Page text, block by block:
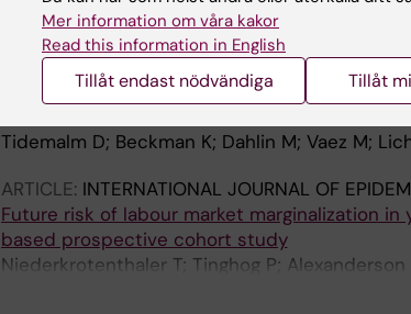
Dahlin M
ARTICLE:PSYCHOLOGICAL MEDICINE.
Age-specific suicide mortality following non-
Tidemalm D; Beckman K; Dahlin M; Vaez M;
ARTICLE: INTERNATIONAL JOURNAL OF
Future risk of labour market marginalization
based prospective cohort study
Niederkrotenthaler T; Tinghog P;
Mer information om våra kakor
Read this information in English
Tillåt endast nödvändiga Tillåt